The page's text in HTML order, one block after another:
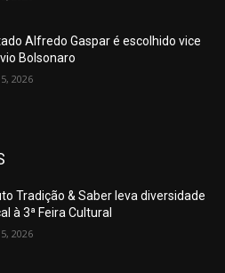
Alfredo Gaspar é escolhido vice
Bolsonaro
2026
Tradição & Saber leva diversidade
à 3ª Feira Cultural
2026